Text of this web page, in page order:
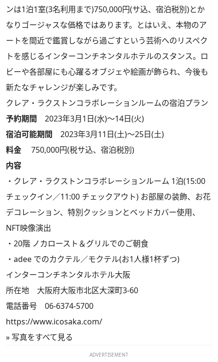
ンは1泊1室(3名利用まで)750,000円(サ込、宿泊税別)とか
なりゴージャスな価格ではあります。とはいえ、本物のア
ートを間近で鑑賞しながら過ごすという芸術へのリスペク
トを感じるインターコンチネンタルホテルのスタンス。ロ
ビーや各部屋にも心躍るオブジェや絵画が飾られ、今後も
新たなチャレンジが楽しみです。
クレア・ラクストンコラボレーションルームの宿泊プラン
予約期間 2023年3月1日(水)〜14日(火)
宿泊可能期間 2023年3月11日(土)〜25日(土)
料金 750,000円(税サ込、宿泊税別)
内容
・クレア・ラクストンコラボレーションルーム 1泊(15:00
チェックイン／11:00 チェックアウト) お部屋の装飾、お花
デコレーション、特別クッションとベッドカバー使用、
NFT映像演出
・20階 ノカロースト＆グリルでのご朝食
・adee でのカクテル／モクテル(お1人様1杯ずつ)
インターコンチネンタルホテル大阪
所在地 大阪府大阪市北区大深町3-60
電話番号 06-6374-5700
https://www.icosaka.com/
»写真をすべて見る
ADVERTISEMENT